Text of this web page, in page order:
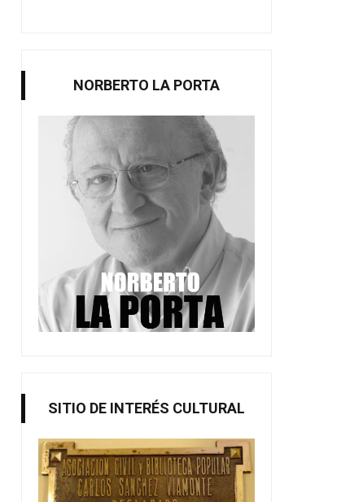
NORBERTO LA PORTA
SITIO DE INTERÉS CULTURAL